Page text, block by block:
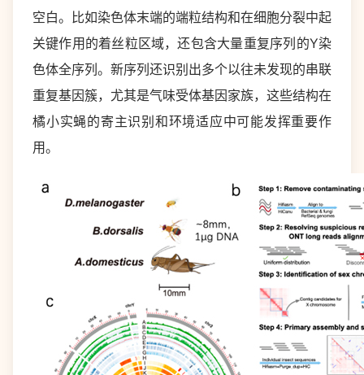
空白。比如染色体末端的端粒结构和在细胞分裂中起
关键作用的着丝粒区域，还包含大量重复序列的Y染
色体全序列。新序列还识别出多个以往未发现的串联
重复基因簇，尤其是气味受体基因家族，这些结构在
橘小实蝇的寄主识别和环境适应中可能发挥重要作
用。